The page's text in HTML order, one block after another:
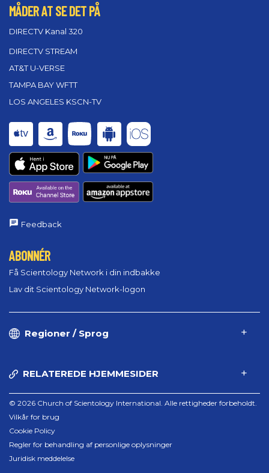
MÅDER AT SE DET PÅ
DIRECTV Kanal 320
DIRECTV STREAM
AT&T U-VERSE
TAMPA BAY WFTT
LOS ANGELES KSCN-TV
Feedback
ABONNÉR
Få Scientology Network i din indbakke
Lav dit Scientology Network-logon
Regioner / Sprog
RELATEREDE HJEMMESIDER
© 2026 Church of Scientology International. Alle rettigheder forbeholdt.
Vilkår for brug
Cookie Policy
Regler for behandling af personlige oplysninger
Juridisk meddelelse